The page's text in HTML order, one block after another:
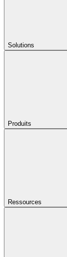
Solutions
Produits
Ressources